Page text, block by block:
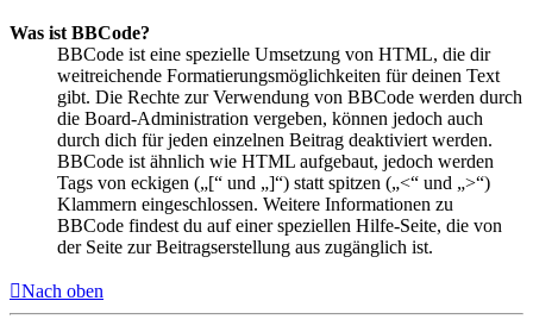
Was ist BBCode?
BBCode ist eine spezielle Umsetzung von HTML, die dir
weitreichende Formatierungsmöglichkeiten für deinen Text
gibt. Die Rechte zur Verwendung von BBCode werden durch
die Board-Administration vergeben, können jedoch auch
durch dich für jeden einzelnen Beitrag deaktiviert werden.
BBCode ist ähnlich wie HTML aufgebaut, jedoch werden
Tags von eckigen („[“ und „]“) statt spitzen („<“ und „>“)
Klammern eingeschlossen. Weitere Informationen zu
BBCode findest du auf einer speziellen Hilfe-Seite, die von
der Seite zur Beitragserstellung aus zugänglich ist.
Nach oben